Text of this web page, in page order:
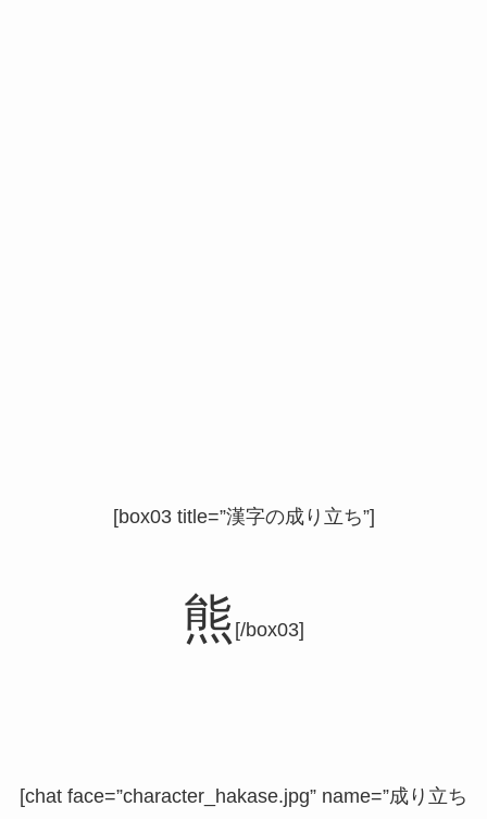
[box03 title=”漢字の成り立ち”]
熊 [/box03]
[chat face=”character_hakase.jpg” name=”成り立ち